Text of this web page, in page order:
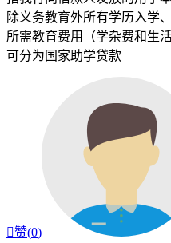
除义务教育外所有学历入学
所需教育费用（学杂费和生
可分为国家助学贷款
赞(0)